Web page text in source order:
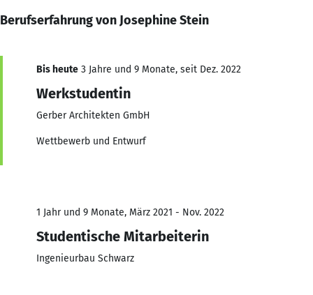
Berufserfahrung von Josephine Stein
Bis heute 3 Jahre und 9 Monate, seit Dez. 2022
Werkstudentin
Gerber Architekten GmbH
Wettbewerb und Entwurf
1 Jahr und 9 Monate, März 2021 - Nov. 2022
Studentische Mitarbeiterin
Ingenieurbau Schwarz